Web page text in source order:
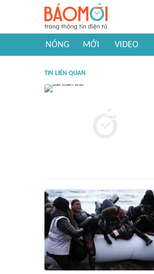
NÓNG MỚI VIDEO
TIN LIÊN QUAN